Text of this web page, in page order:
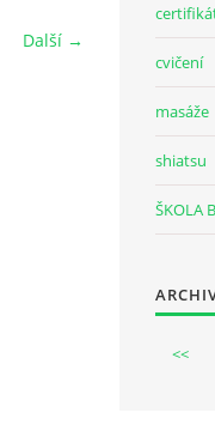
Další →
cvičení
masáže
shiatsu
ŠKOLA
<<